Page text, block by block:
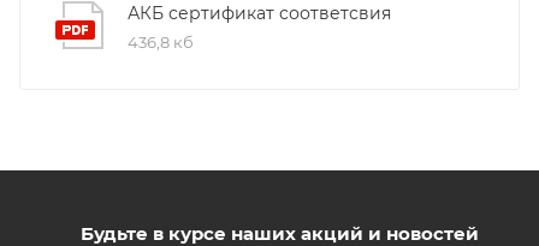
АКБ сертификат соответсвия
436,8 кб
Будьте в курсе наших акций и новостей